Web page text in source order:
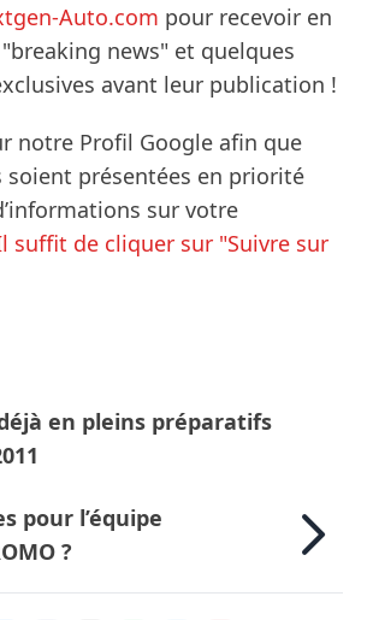
Auto.com pour recevoir en
news" et quelques
avant leur publication !
notre Profil Google afin que
soient présentées en priorité
sur votre
suffit de cliquer sur "Suivre sur
en pleins préparatifs
pour l’équipe
?